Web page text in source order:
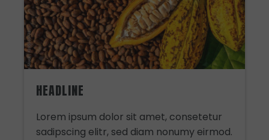
HEADLINE
Lorem ipsum dolor sit amet, consetetur
sadipscing elitr, sed diam nonumy eirmod.